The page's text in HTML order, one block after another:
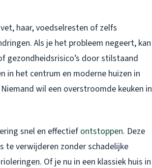
haar, voedselresten of zelfs
Als je het probleem negeert, kan
gezondheidsrisico’s door stilstaand
in het centrum en moderne huizen in
wil een overstroomde keuken in
snel en effectief ontstoppen. Deze
te verwijderen zonder schadelijke
Of je nu in een klassiek huis in